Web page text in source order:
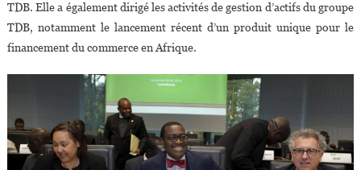
TDB. Elle a également dirigé les activités de gestion d’actifs du groupe
TDB, notamment le lancement récent d’un produit unique pour le
financement du commerce en Afrique.